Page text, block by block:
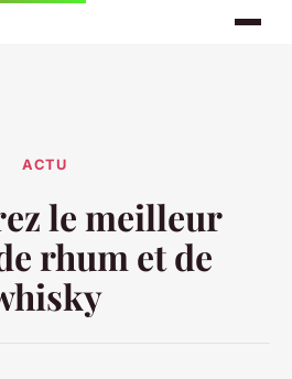
ACTU
le meilleur
rhum et de